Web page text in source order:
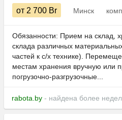
от 2 700 Br Минск
Обязанности: Прием на склад,
склада различных
частей к с/х технике).
местам хранения вручную или
погрузочно-разгрузочные...
rabota.by - найдена более